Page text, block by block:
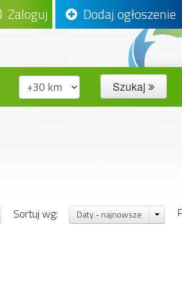
Zaloguj Dodaj ogłoszenie
Szukaj
Sortuj wg: Daty - najnowsze